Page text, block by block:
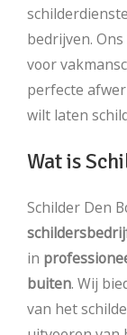
bedrijven.
voor
perfecte
wilt laten
Wat is
Schilder Den
in
buiten. Wij
van het